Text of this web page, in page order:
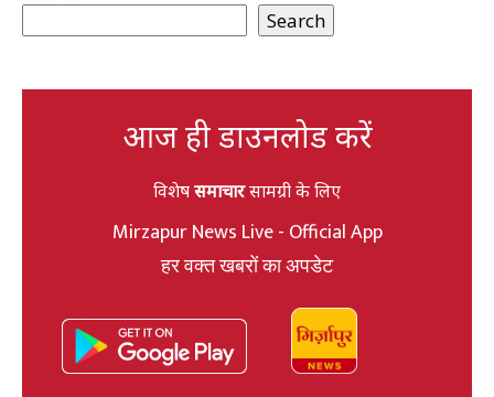
Search
आज ही डाउनलोड करें
विशेषसमाचारसामग्री के लिए
Mirzapur News Live - Official App
हर वक्त खबरों का अपडेट